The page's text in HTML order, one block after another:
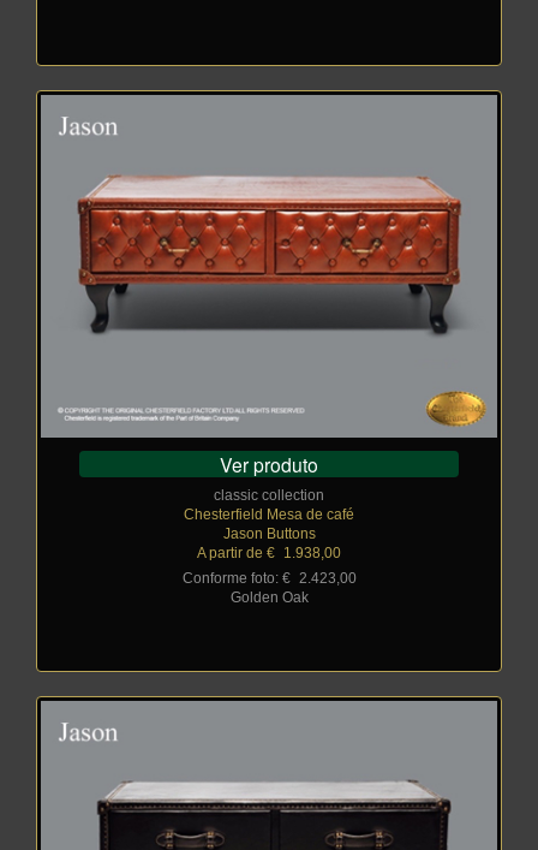
Ver produto
classic collection
Chesterfield Mesa de café
Jason Buttons
A partir de €
1.938,00
Conforme foto: €_
2.423,00
Golden Oak